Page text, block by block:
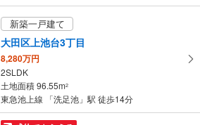
新築一戸建て
大田区上池台3丁目
8,280万円
2SLDK
土地面積 96.55m2
東急池上線 「洗足池」駅 徒歩14分